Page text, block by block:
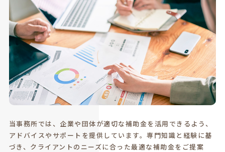
当事務所では、企業や団体が適切な補助金を活用できるよう、
アドバイスやサポートを提供しています。専門知識と経験に基
づき、クライアントのニーズに合った最適な補助金をご提案